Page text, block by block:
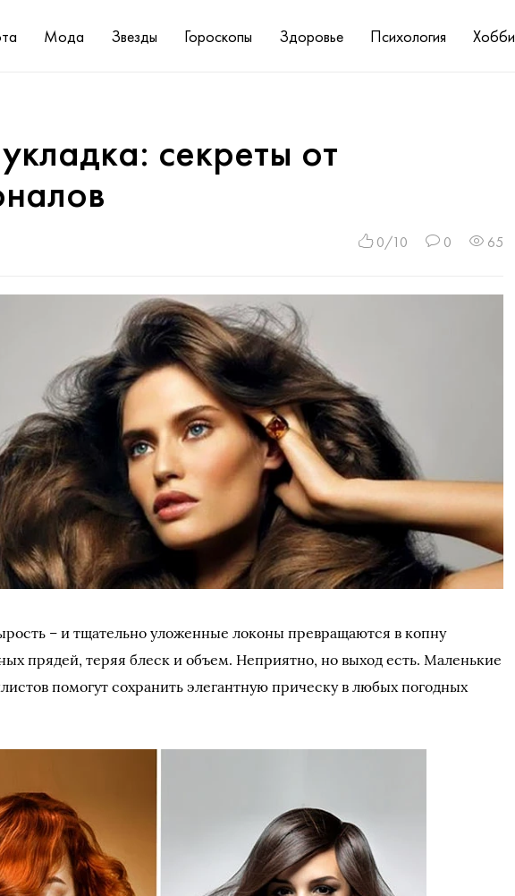
Мода Звезды Гороскопы Здоровье Психология Хобби
секреты от
0/10 0 65
– и тщательно уложенные локоны превращаются в копну
прядей, теряя блеск и объем. Неприятно, но выход есть. Маленькие
помогут сохранить элегантную прическу в любых погодных